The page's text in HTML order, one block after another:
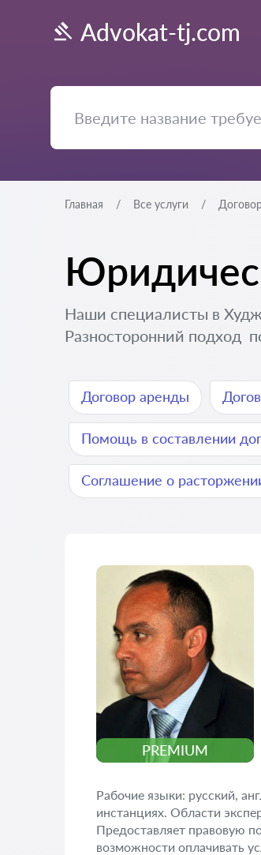
Advokat-tj.com
Главная Все услуги
Наши специалисты в
Разносторонний подход
Договор аренды
Помощь в составлении
Соглашение о
PREMIUM
Рабочие языки: русский,
инстанциях. Области
Предоставляет правовую
возможности оплачивать